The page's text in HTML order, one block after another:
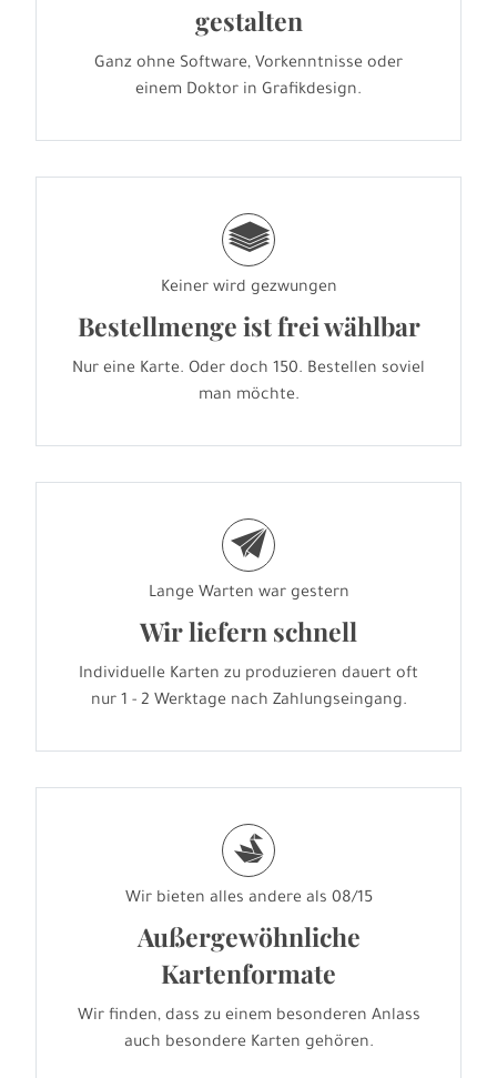
gestalten
Ganz ohne Software, Vorkenntnisse oder
einem Doktor in Grafikdesign.
g
Keiner wird gezwungen
Bestellmenge ist frei wählbar
Nur eine Karte. Oder doch 150. Bestellen soviel
man möchte.
e
Lange Warten war gestern
Wir liefern schnell
Individuelle Karten zu produzieren dauert oft
nur 1 - 2 Werktage nach Zahlungseingang.
s
Wir bieten alles andere als 08/15
Außergewöhnliche
Kartenformate
Wir finden, dass zu einem besonderen Anlass
auch besondere Karten gehören.